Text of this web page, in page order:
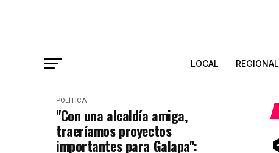
LOCAL REGIONAL
POLÍTICA
"Con una alcaldía amiga,
traeríamos proyectos
importantes para Galapa":